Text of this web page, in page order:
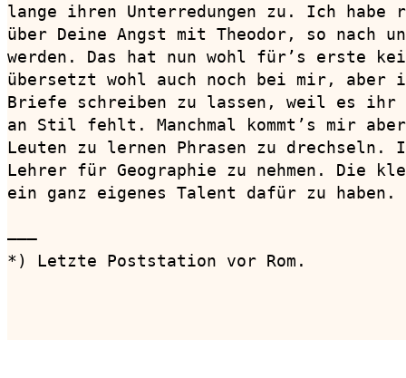
lange ihren Unterredungen zu. Ich habe
über Deine Angst mit Theodor, so nach
werden. Das hat nun wohl für’s erste
übersetzt wohl auch noch bei mir,
Briefe schreiben zu lassen, weil es ihr
an Stil fehlt. Manchmal kommt’s mir
Leuten zu lernen Phrasen zu drechseln.
Lehrer für Geographie zu nehmen. Die
ein ganz eigenes Talent dafür zu haben.
———
*) Letzte Poststation vor Rom.